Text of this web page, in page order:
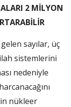
2 MİLYON
sayılar, üç
sistemlerini
nedeniyle
nükleer